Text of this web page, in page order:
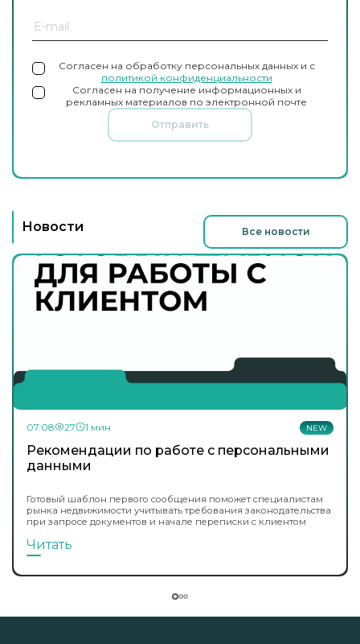
Согласен на обработку персональных данных и с
политикой конфиденциальности
Согласен на получение информационных и
рекламных материалов по электронной почте
Отправить
Новости Все новости
NEW
07.08 27 1 мин
Рекомендации по работе с персональными
данными
Готовый шаблон первого сообщения поможет специалистам
рынка недвижимости учитывать требования законодательства
при запросе документов и начале переписки с клиентом
Читать